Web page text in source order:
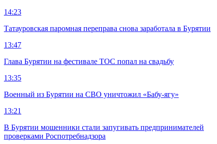
14:23
Татауровская паромная переправа снова заработала в Бурятии
13:47
Глава Бурятии на фестивале ТОС попал на свадьбу
13:35
Военный из Бурятии на СВО уничтожил «Бабу-ягу»
13:21
В Бурятии мошенники стали запугивать предпринимателей
проверками Роспотребнадзора